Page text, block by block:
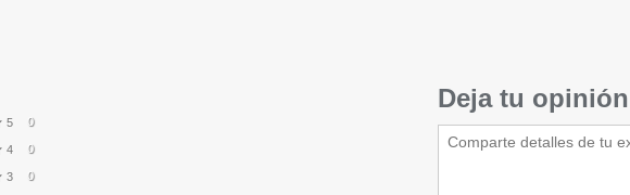
5 0
4 0
3 0
Deja tu opinión